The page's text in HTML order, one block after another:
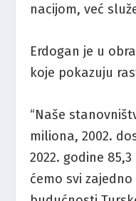
nacijom, već
Erdogan je u
koje pokazuju
“Naše
miliona, 2002.
2022. godine
ćemo svi